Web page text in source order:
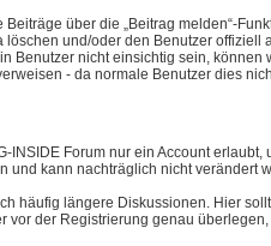
Beiträge über die „Beitrag melden“-
löschen und/oder den Benutzer
Benutzer nicht einsichtig sein,
- da normale Benutzer dies
INSIDE Forum nur ein Account
und kann nachträglich nicht verändert
häufig längere Diskussionen. Hier
vor der Registrierung genau